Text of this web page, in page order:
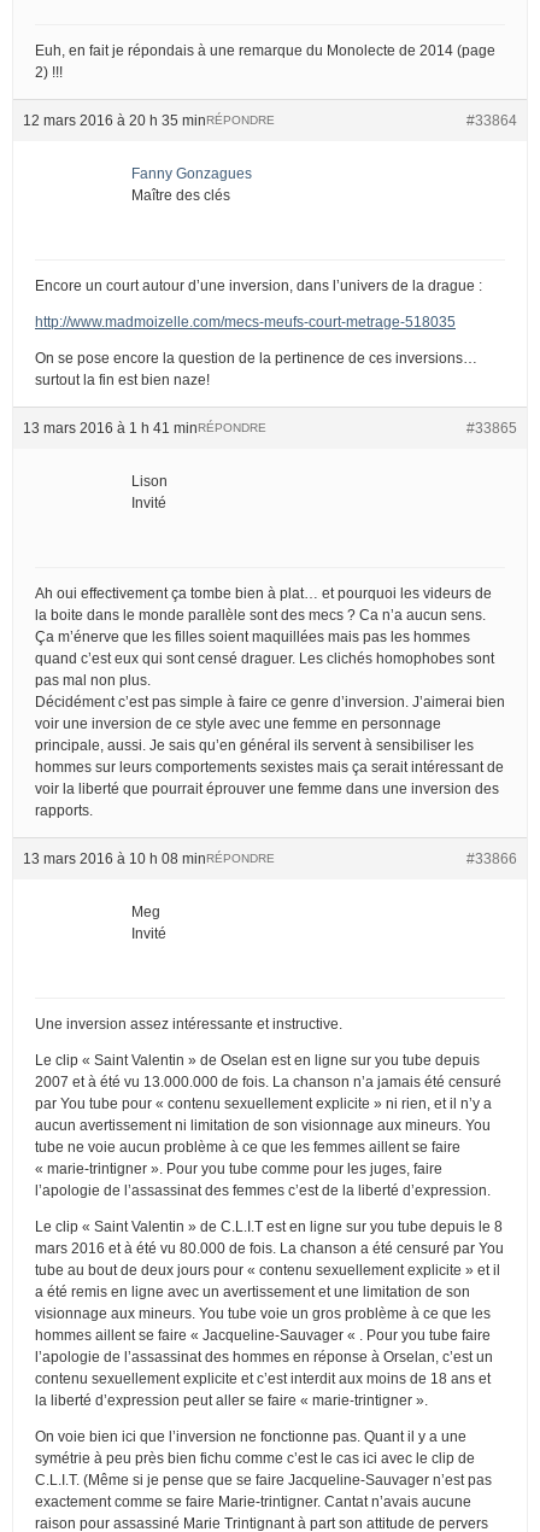
Euh, en fait je répondais à une remarque du Monolecte de 2014 (page
2) !!!
12 mars 2016 à 20 h 35 min #33864
RÉPONDRE
Fanny Gonzagues
Maître des clés
Encore un court autour d’une inversion, dans l’univers de la drague :
http://www.madmoizelle.com/mecs-meufs-court-metrage-518035
On se pose encore la question de la pertinence de ces inversions…
surtout la fin est bien naze!
13 mars 2016 à 1 h 41 min #33865
RÉPONDRE
Lison
Invité
Ah oui effectivement ça tombe bien à plat… et pourquoi les videurs de
la boite dans le monde parallèle sont des mecs ? Ca n’a aucun sens.
Ça m’énerve que les filles soient maquillées mais pas les hommes
quand c’est eux qui sont censé draguer. Les clichés homophobes sont
pas mal non plus.
Décidément c’est pas simple à faire ce genre d’inversion. J’aimerai bien
voir une inversion de ce style avec une femme en personnage
principale, aussi. Je sais qu’en général ils servent à sensibiliser les
hommes sur leurs comportements sexistes mais ça serait intéressant de
voir la liberté que pourrait éprouver une femme dans une inversion des
rapports.
13 mars 2016 à 10 h 08 min #33866
RÉPONDRE
Meg
Invité
Une inversion assez intéressante et instructive.
Le clip « Saint Valentin » de Oselan est en ligne sur you tube depuis
2007 et à été vu 13.000.000 de fois. La chanson n’a jamais été censuré
par You tube pour « contenu sexuellement explicite » ni rien, et il n’y a
aucun avertissement ni limitation de son visionnage aux mineurs. You
tube ne voie aucun problème à ce que les femmes aillent se faire
« marie-trintigner ». Pour you tube comme pour les juges, faire
l’apologie de l’assassinat des femmes c’est de la liberté d’expression.
Le clip « Saint Valentin » de C.L.I.T est en ligne sur you tube depuis le 8
mars 2016 et à été vu 80.000 de fois. La chanson a été censuré par You
tube au bout de deux jours pour « contenu sexuellement explicite » et il
a été remis en ligne avec un avertissement et une limitation de son
visionnage aux mineurs. You tube voie un gros problème à ce que les
hommes aillent se faire « Jacqueline-Sauvager « . Pour you tube faire
l’apologie de l’assassinat des hommes en réponse à Orselan, c’est un
contenu sexuellement explicite et c’est interdit aux moins de 18 ans et
la liberté d’expression peut aller se faire « marie-trintigner ».
On voie bien ici que l’inversion ne fonctionne pas. Quant il y a une
symétrie à peu près bien fichu comme c’est le cas ici avec le clip de
C.L.I.T. (Même si je pense que se faire Jacqueline-Sauvager n’est pas
exactement comme se faire Marie-trintigner. Cantat n’avais aucune
raison pour assassiné Marie Trintignant à part son attitude de pervers